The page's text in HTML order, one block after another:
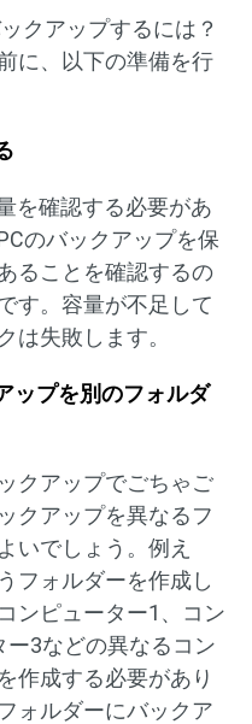
クアップするには？
に、以下の準備を行
を確認する必要があ
のバックアップを保
ることを確認するの
す。容量が不足して
は失敗します。
ップを別のフォルダ
クアップでごちゃご
クアップを異なるフ
いでしょう。例え
フォルダーを作成し
ンピューター1、コン
ー3などの異なるコン
作成する必要があり
ォルダーにバックア